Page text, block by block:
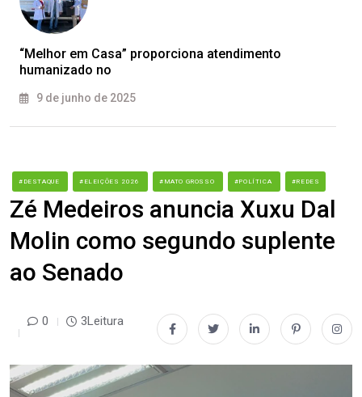
“Melhor em Casa” proporciona atendimento
humanizado no
9 de junho de 2025
#DESTAQUE #ELEIÇÕES 2026 #MATO GROSSO #POLÍTICA #REDES
Zé Medeiros anuncia Xuxu Dal
Molin como segundo suplente
ao Senado
0 3Leitura